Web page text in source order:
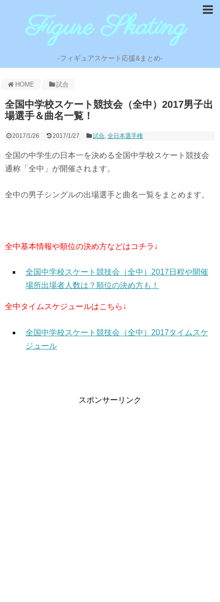
-フィギュアスケート応援&まとめ-
HOME 試合
全国中学校スケート競技会（全中）2017男子出
場選手＆曲名一覧！
2017/1/26 2017/1/27 試合,全日本選手権
全国の中学生の日本一を決める全国中学校スケート競技会
通称「全中」が開催されます。
全中の男子シングルの出場選手と曲名一覧をまとめます。
全中基本情報や順位の決め方などはコチラ↓
全国中学校スケート競技会（全中）2017日程や開催
場所出場者人数は？順位の決め方も！
全中タイムスケジュールはこちら↓
全国中学校スケート競技会（全中）2017タイムスケ
ジュール
スポンサーリンク